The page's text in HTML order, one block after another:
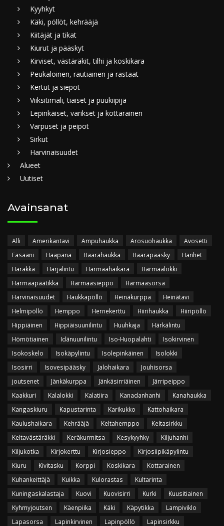
Kyyhkyt
Käki, pöllöt, kehrääjä
Kiitäjät ja tikat
Kiurut ja pääskyt
Kirviset, västäräkit, tilhi ja koskikara
Peukaloinen, rautiainen ja rastaat
Kertut ja siepot
Viiksitimali, tiaiset ja puukiipijä
Lepinkäiset, varikset ja kottarainen
Varpuset ja peipot
Sirkut
Harvinaisuudet
Alueet
Uutiset
Avainsanat
Alli Amerikantavi Ampuhaukka Arosuohaukka
Avosetti
Fasaani
Haapana Haarahaukka Haarapääsky
Hanhet
Harakka
Harjalintu Harmaahaikara
Harmaalokki
Harmaapäätikka
Harmaasieppo
Harmaasorsa
Harvinaisuudet
Haukkapöllö Heinäkurppa
Heinätavi
Helmipöllö
Hemppo Hernekerttu Hiirihaukka
Hiiripöllö
Hippiäinen
Hippiäisuunilintu Huuhkaja
Härkälintu
Hömötiainen
Idänuunilintu Iso-Huopalahti
Isokirvinen
Isokoskelo
Isokäpylintu Isolepinkäinen
Isolokki
Isosirri
Isovesipääsky Jalohaikara
Jouhisorsa
joutsenet
Jänkäkurppa Jänkäsirriäinen
Järripeippo
Kaakkuri
Kalalokki Kalatiira Kanadanhanhi
Kanahaukka
Kangaskiuru
Kapustarinta Karikukko
Kattohaikara
Kaulushaikara
Kehrääjä Keltahemppo
Keltasirkku
Keltavästäräkki
Keräkurmitsa Kesykyyhky
Kiljuhanhi
Kiljukotka
Kirjokerttu Kirjosieppo
Kirjosiipikäpylintu
Kiuru
Kivitasku Korppi Koskikara
Kottarainen
Kuhankeittäjä
Kuikka Kulorastas
Kultarinta
Kuningaskalastaja
Kuovi Kuovisirri Kurki
Kuusitiainen
Kyhmyjoutsen
Käenpiika Käki Käpytikka
Lampiviklo
Lapasorsa
Lapinkirvinen Lapinpöllö
Lapinsirkku